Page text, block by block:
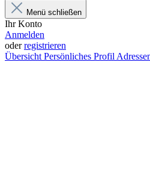
Menü schließen
Ihr Konto
Anmelden
oderregistrieren
Übersicht Persönliches Profil